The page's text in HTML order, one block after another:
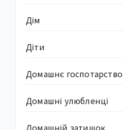
Дім
Діти
Домашнє госпотарство
Домашні улюбленці